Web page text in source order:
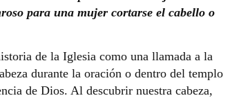
para una mujer cortarse el cabello o
de la Iglesia como una llamada a la
durante la oración o dentro del templo
de Dios. Al descubrir nuestra cabeza,